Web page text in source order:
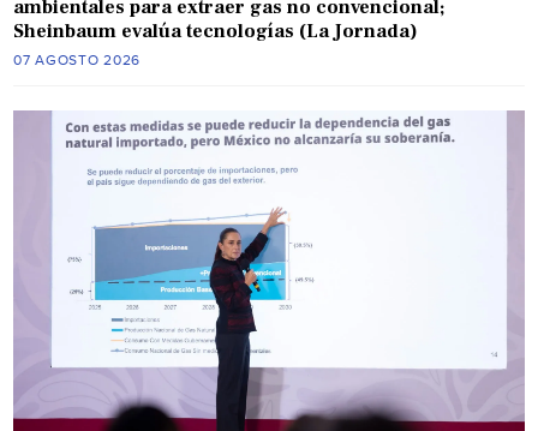
ambientales para extraer gas no convencional;
Sheinbaum evalúa tecnologías (La Jornada)
07 AGOSTO 2026